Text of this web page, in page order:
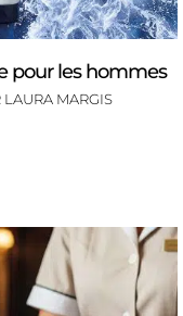
pour les hommes
LAURA MARGIS